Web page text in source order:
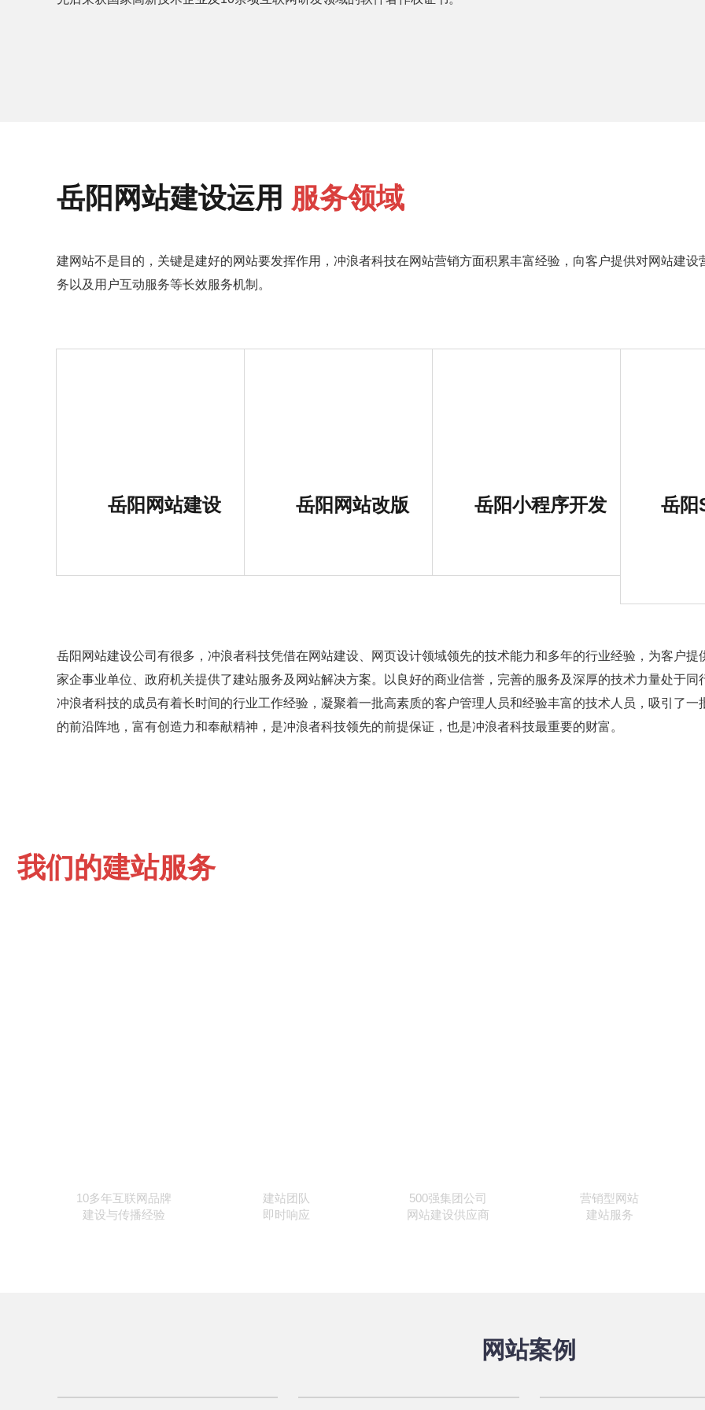
岳阳网站建设运用 服务领域
建网站不是目的，关键是建好的网站要发挥作用，冲浪者科技在网站营销方面积累丰富经验，向客户提供对网站建设
务以及用户互动服务等长效服务机制。
岳阳网站建设 岳阳网站改版 岳阳小程序开发
岳阳
岳阳网站建设公司 有很多，冲浪者科技凭借在网站建设、网页设计领域领先的技术能力和多年的行业经验，为客户
家企事业单位、政府机关提供了建站服务及网站解决方案。以良好的商业信誉，完善的服务及深厚的技术力量处于同
冲浪者科技的成员有着长时间的行业工作经验，凝聚着一批高素质的客户管理人员和经验丰富的技术人员，吸引了
的前沿阵地，富有创造力和奉献精神，是冲浪者科技领先的前提保证，也是冲浪者科技最重要的财富。
我们的建站服务
10多年互联网品牌
建设与传播经验
建站团队
即时响应
500强集团公司
网站建设供应商
营销型网站
建站服务
网站案例